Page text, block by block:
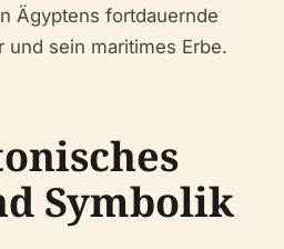
Ägyptens fortdauernde
und sein maritimes Erbe.
Symbolik